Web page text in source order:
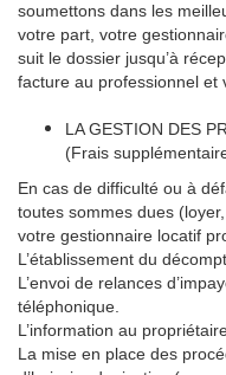
soumettons dans les
votre part, votre
suit le dossier jusqu’à
facture au professionnel et
LA GESTION DES
(Frais
En cas de difficulté ou à
toutes sommes dues
votre gestionnaire locatif
L’établissement du
L’envoi de relances
téléphonique.
L’information au
La mise en place des